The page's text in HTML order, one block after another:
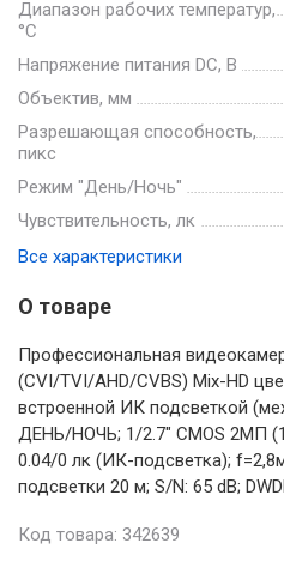
Диапазон рабочих температур,
°С
Напряжение питания DC, В
Объектив, мм
Разрешающая способность,
пикс
Режим "День/Ночь"
Чувствительность, лк
Все характеристики
О товаре
Профессиональная
(CVI/TVI/AHD/CVBS) Mix-HD
встроенной ИК подсветкой
ДЕНЬ/НОЧЬ; 1/2.7" CMOS 2МП
0.04/0 лк (ИК-подсветка);
подсветки 20 м; S/N: 65 dB;
Код товара: 342639